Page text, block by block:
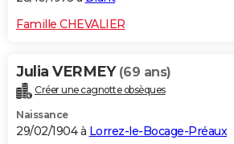
Famille CHEVALIER
Julia VERMEY (69 ans)
Créer une cagnotte obsèques
Naissance
29/02/1904 à Lorrez-le-Bocage-Préaux